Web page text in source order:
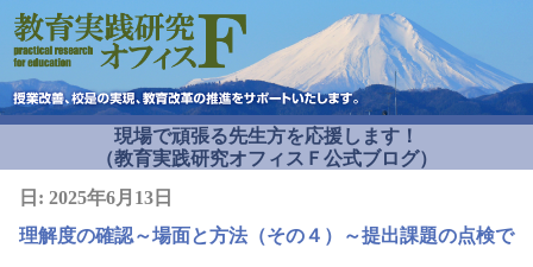
現場で頑張る先生方を応援します！
（教育実践研究オフィスＦ公式ブログ）
日: 2025年6月13日
理解度の確認～場面と方法（その４）～提出課題の点検で